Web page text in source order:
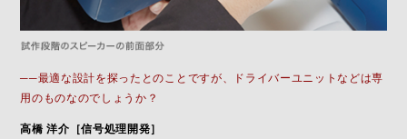
──最適な設計を探ったとのことですが、ドライバーユニットなどは専
用のものなのでしょうか？
高橋 洋介［信号処理開発］